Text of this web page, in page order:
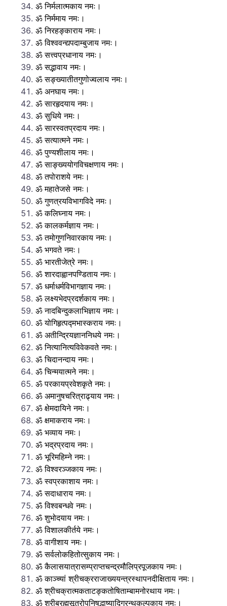
ॐ निर्मलात्मकाय नमः।
ॐ निर्ममाय नमः।
ॐ निरहङ्काराय नमः।
ॐ विश्ववन्द्यपदाम्बुजाय नमः।
ॐ सत्त्वप्रधानाय नमः।
ॐ सद्भावाय नमः।
ॐ सङ्ख्यातीतगुणोज्वलाय नमः।
ॐ अनघाय नमः।
ॐ सारहृदयाय नमः।
ॐ सुधिये नमः।
ॐ सारस्वतप्रदाय नमः।
ॐ सत्यात्मने नमः।
ॐ पुण्यशीलाय नमः।
ॐ साङ्ख्ययोगविचक्षणाय नमः।
ॐ तपोराशये नमः।
ॐ महातेजसे नमः।
ॐ गुणत्रयविभागविदे नमः।
ॐ कलिघ्नाय नमः।
ॐ कालकर्मज्ञाय नमः।
ॐ तमोगुणनिवारकाय नमः।
ॐ भगवते नमः।
ॐ भारतीजेत्रे नमः।
ॐ शारदाह्वानपण्डिताय नमः।
ॐ धर्माधर्मविभागज्ञाय नमः।
ॐ लक्ष्यभेदप्रदर्शकाय नमः।
ॐ नादबिन्दुकलाभिज्ञाय नमः।
ॐ योगिहृत्पद्मभास्कराय नमः।
ॐ अतीन्द्रियज्ञाननिधये नमः।
ॐ नित्यानित्यविवेकवते नमः।
ॐ चिदानन्दाय नमः।
ॐ चिन्मयात्मने नमः।
ॐ परकायप्रवेशकृते नमः।
ॐ अमानुषचरित्राढ्याय नमः।
ॐ क्षेमदायिने नमः।
ॐ क्षमाकराय नमः।
ॐ भव्याय नमः।
ॐ भद्रप्रदाय नमः।
ॐ भूरिमहिम्ने नमः।
ॐ विश्वरञ्जकाय नमः।
ॐ स्वप्रकाशाय नमः।
ॐ सदाधाराय नमः।
ॐ विश्वबन्धवे नमः।
ॐ शुभोदयाय नमः।
ॐ विशालकीर्तये नमः।
ॐ वागीशाय नमः।
ॐ सर्वलोकहितोत्सुकाय नमः।
ॐ कैलासयात्रासम्प्राप्तचन्द्रमौलिप्रपूजकाय नमः।
ॐ काञ्च्यां श्रीचक्रराजाख्ययन्त्रस्थापनदीक्षिताय नमः।
ॐ श्रीचक्रात्मकताटङ्कतोषिताम्बामनोरथाय नमः।
ॐ श्रीब्रह्मसूत्रोपनिषद्भाष्यादिग्रन्थकल्पकाय नमः।